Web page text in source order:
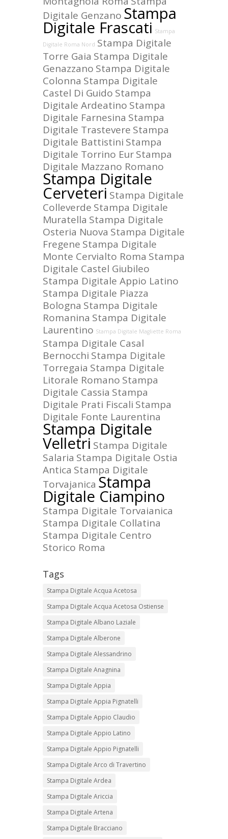
Digitale Genzano Stampa
Digitale Frascati Stampa
Digitale Roma Nord Stampa Digitale
Torre Gaia Stampa Digitale
Genazzano Stampa Digitale
Colonna Stampa Digitale
Castel Di Guido Stampa
Digitale Ardeatino Stampa
Digitale Farnesina Stampa
Digitale Trastevere Stampa
Digitale Battistini Stampa
Digitale Torrino EurStampa
Digitale Mazzano Romano
Stampa Digitale
Cerveteri Stampa Digitale
Colleverde Stampa Digitale
Muratella Stampa Digitale
Osteria Nuova Stampa Digitale
Fregene Stampa Digitale
Monte Cervialto Roma Stampa
Digitale Castel Giubileo
Stampa Digitale Appio Latino
Stampa Digitale Piazza
Bologna Stampa Digitale
Romanina Stampa Digitale
Laurentino Stampa Digitale Magliette Roma
Stampa Digitale Casal
Bernocchi Stampa Digitale
Torregaia Stampa Digitale
Litorale Romano Stampa
Digitale Cassia Stampa
Digitale Prati Fiscali Stampa
Digitale Fonte Laurentina
Stampa Digitale
Velletri Stampa Digitale
Salaria Stampa Digitale Ostia
Antica Stampa Digitale
Torvajanica Stampa
Digitale Ciampino
Stampa Digitale Torvaianica
Stampa Digitale Collatina
Stampa Digitale Centro
Storico Roma
Tags
Stampa Digitale Acqua Acetosa
Stampa Digitale Acqua Acetosa Ostiense
Stampa Digitale Albano Laziale
Stampa Digitale Alberone
Stampa Digitale Alessandrino
Stampa Digitale Anagnina
Stampa Digitale Appia
Stampa Digitale Appia Pignatelli
Stampa Digitale Appio Claudio
Stampa Digitale Appio Latino
Stampa Digitale Appio Pignatelli
Stampa Digitale Arco di Travertino
Stampa Digitale Ardea
Stampa Digitale Ariccia
Stampa Digitale Artena
Stampa Digitale Bracciano